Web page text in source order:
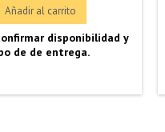
Añadir al carrito
disponibilidad y
de de entrega.